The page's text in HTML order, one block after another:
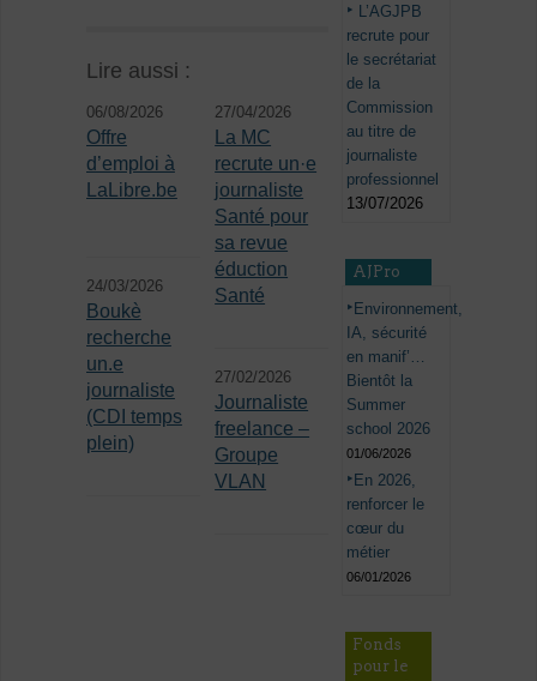
Lire aussi :
06/08/2026
Offre
d’emploi à
LaLibre.be
27/04/2026
La MC
recrute un·e
journaliste
Santé pour
sa revue
éduction
Santé
24/03/2026
Boukè
recherche
un.e
journaliste
(CDI temps
plein)
27/02/2026
Journaliste
freelance –
Groupe
VLAN
L’AGJPB
recrute pour
le secrétariat
de la
Commission
au titre de
journaliste
professionnel
13/07/2026
AJPro
Environnement,
IA, sécurité
en manif’…
Bientôt la
Summer
school 2026
01/06/2026
En 2026,
renforcer le
cœur du
métier
06/01/2026
Fonds
pour le